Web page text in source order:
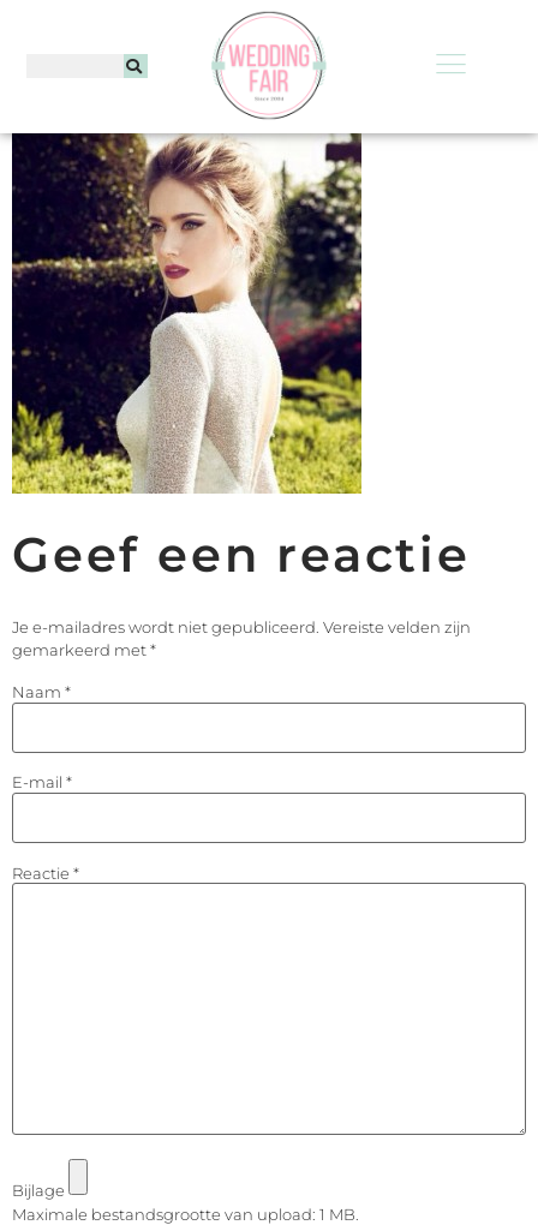
Geef een reactie
Je e-mailadres wordt niet gepubliceerd. Vereiste velden zijn
gemarkeerd met*
Naam *
E-mail *
Reactie *
Bijlage
Maximale bestandsgrootte van upload: 1 MB.